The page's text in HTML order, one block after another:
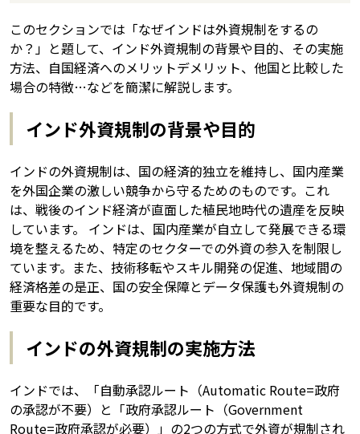
このセクションでは「なぜインドは外資規制をするの
か？」と題して、インド外資規制の背景や目的、その実施
方法、自国経済へのメリットデメリット、他国と比較した
場合の特徴…などを簡潔に解説します。
インド外資規制の背景や目的
インドの外資規制は、国の経済的独立を維持し、国内産業
を外国企業の激しい競争から守るためのものです。これ
は、戦後のインド経済が直面した植民地時代の遺産を反映
しています。 インドは、国内産業が自立して発展できる環
境を整えるため、特定のセクターでの外資の参入を制限し
ています。また、技術移転やスキル開発の促進、地域間の
経済格差の是正、国の安全保障とデータ保護も外資規制の
重要な目的です。
インドの外資規制の実施方法
インドでは、「自動承認ルート（Automatic Route=政府
の承認が不要）と「政府承認ルート（Government
Route=政府承認が必要）」の2つの方式で外資が規制され